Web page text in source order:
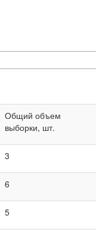
Общий объем
выборки, шт.
3
6
5